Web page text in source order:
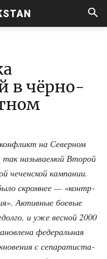
в чёрно-
на Север­ном
так назы­ва­е­мой Вто­рой
чечен­ской кам­па­нии.
скром­нее — «кон­тр­
Актив­ные бое­вые
и уже вес­ной 2000
феде­раль­ная
с сепа­ра­ти­ста­